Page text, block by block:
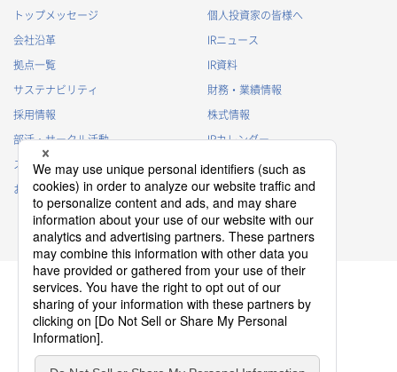
トップメッセージ
会社沿革
拠点一覧
サステナビリティ
採用情報
部活・サークル活動
スポンサー活動
お問い合わせ
個人投資家の皆様へ
IRニュース
IR資料
財務・業績情報
株式情報
IRカレンダー
IRに関するよくあるご質問
IRポリシー
免責事項
プライバシーポリシー クッキーポリシー